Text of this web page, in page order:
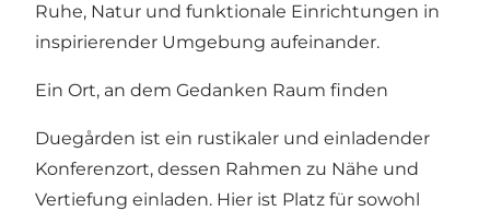
Ruhe, Natur und funktionale Einrichtungen in
inspirierender Umgebung aufeinander.
Ein Ort, an dem Gedanken Raum finden
Duegården ist ein rustikaler und einladender
Konferenzort, dessen Rahmen zu Nähe und
Vertiefung einladen. Hier ist Platz für sowohl